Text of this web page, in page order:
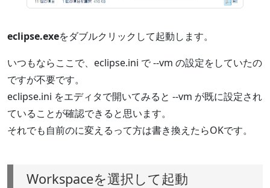
eclipse.exeをダブルクリックして起動します。
いつもならここで、eclipse.ini で --vm の設定をしていたの
ですが不要です。
eclipse.ini をエディタで開いてみると --vm が既に設定され
ていることが確認できると思います。
それでも自前のに変えるって方は書き換えたらOKです。
Workspaceを選択して起動